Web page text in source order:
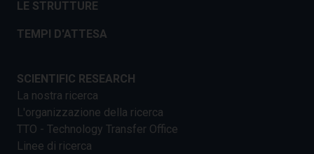
LE STRUTTURE
TEMPI D'ATTESA
SCIENTIFIC RESEARCH
La nostra ricerca
L'organizzazione della ricerca
TTO - Technology Transfer Office
Linee di ricerca